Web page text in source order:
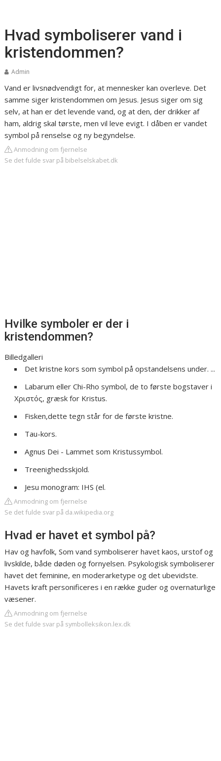
Hvad symboliserer vand i
kristendommen?
Admin
Vand er livsnødvendigt for, at mennesker kan overleve. Det
samme siger kristendommen om Jesus. Jesus siger om sig
selv, at han er det levende vand, og at den, der drikker af
ham, aldrig skal tørste, men vil leve evigt. I dåben er vandet
symbol på renselse og ny begyndelse.
Anmodning om fjernelse
Se det fulde svar på bibelselskabet.dk
Hvilke symboler er der i
kristendommen?
Billedgalleri
Det kristne kors som symbol på opstandelsens under. ...
Labarum eller Chi-Rho symbol, de to første bogstaver i
Χριστός, græsk for Kristus.
Fisken,dette tegn står for de første kristne.
Tau-kors.
Agnus Dei - Lammet som Kristussymbol.
Treenighedsskjold.
Jesu monogram: IHS (el.
Anmodning om fjernelse
Se det fulde svar på da.wikipedia.org
Hvad er havet et symbol på?
Hav og havfolk, Som vand symboliserer havet kaos, urstof og
livskilde, både døden og fornyelsen. Psykologisk symboliserer
havet det feminine, en moderarketype og det ubevidste.
Havets kraft personificeres i en række guder og overnaturlige
væsener.
Anmodning om fjernelse
Se det fulde svar på symbolleksikon.lex.dk